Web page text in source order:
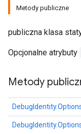
Metody publiczne
publiczna klasa
Opcjonalne atrybuty
Metody